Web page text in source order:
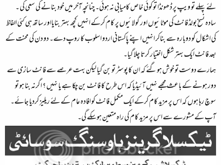
لئے پہلے تو ویپ پر ڈھونڈا تو کوئی خاص کامیابی نہ ہوئی۔ چنانچہ آخر میں خود بنانے کی سعی کی ۔
سادہ نسخ بولڈ فانٹ کی موٹائیوں اور گولائیوں پر کام کرکے انہیں کچھ بہتر بنایااور ساتھ ہی کئی الفاظ
کی اشکال کو دوبارہ سے بناکر انہیں اپنے پاکستانی اردو اسلوب کا روپ دے۔ دو دن کی محنت کے
بعد فانٹ ایک بہتر شکل اختیار کرتا چلا گیا۔
ہمارے دوست تو خوش ہوگئے کہ ان کا پوسٹر تو بن گیا لیکن بہت عرصے سے فانٹ سازی سے
دور ہونے کے باعث مجھے نہیں آئیڈیا کہ اس طرح کا فانٹ بن چکا ہے یا نہیں ؟ اگرنہ بنا ہو تو
سوچ رہا ہوں کہ اس پر مزید کام کرکے ایک مکمل فانٹ کو افادہ عام کے لئے ریلیز کردیا جائے۔
آپ کے مشورے سے اس پر مزید کام کی راہ متعین ہوسکے گی۔